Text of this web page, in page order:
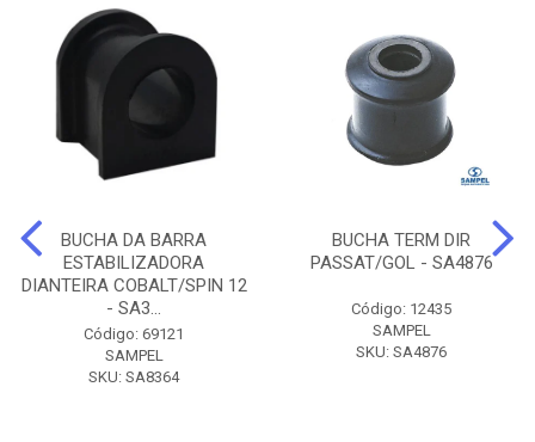
BUCHA DA BARRA
ESTABILIZADORA
DIANTEIRA COBALT/SPIN 12
- SA3...
Código: 69121
SAMPEL
SKU: SA8364
BUCHA TERM DIR
PASSAT/GOL - SA4876
Código: 12435
SAMPEL
SKU: SA4876